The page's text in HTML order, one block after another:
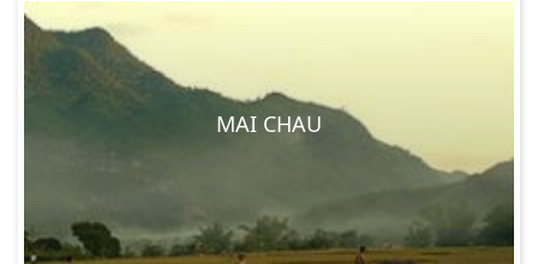
MAI CHAU